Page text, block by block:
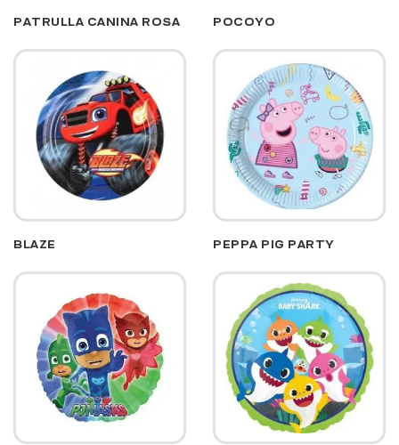
PATRULLA CANINA ROSA POCOYO
BLAZE PEPPA PIG PARTY